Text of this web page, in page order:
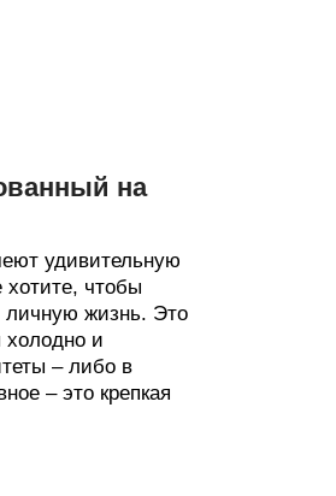
на
удивительную
чтобы
личную жизнь. Это
холодно и
– либо в
– это крепкая